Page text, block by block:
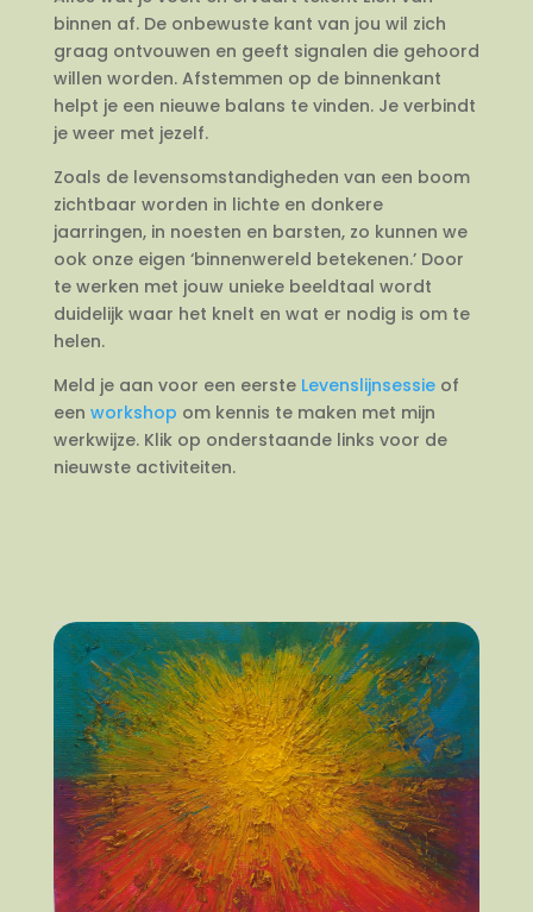
binnen af. De onbewuste kant van jou wil zich
graag ontvouwen en geeft signalen die gehoord
willen worden. Afstemmen op de binnenkant
helpt je een nieuwe balans te vinden. Je verbindt
je weer met jezelf.
Zoals de levensomstandigheden van een boom
zichtbaar worden in lichte en donkere
jaarringen, in noesten en barsten, zo kunnen we
ook onze eigen ‘binnenwereld betekenen.’ Door
te werken met jouw unieke beeldtaal wordt
duidelijk waar het knelt en wat er nodig is om te
helen.
Meld je aan voor een eerste Levenslijnsessieof
een workshop om kennis te maken met mijn
werkwijze. Klik op onderstaande links voor de
nieuwste activiteiten.